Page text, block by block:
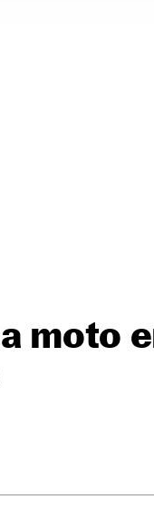
moto